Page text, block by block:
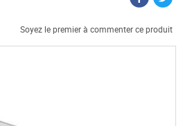
Soyez le premier à commenter ce produit